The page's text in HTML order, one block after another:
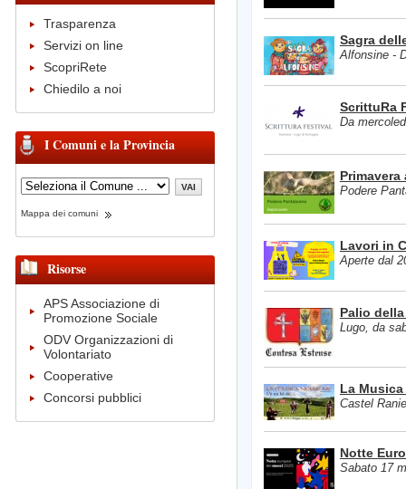
Trasparenza
Servizi on line
ScopriRete
Chiedilo a noi
I Comuni e la Provincia
Mappa dei comuni
Risorse
APS Associazione di
Promozione Sociale
ODV Organizzazioni di
Volontariato
Cooperative
Concorsi pubblici
Sagra
Alfonsine -
ScrittuRa
Da
Podere
Lavori in
Aperte dal
Palio
Lugo, da
La
Castel
Notte
Sabato 17